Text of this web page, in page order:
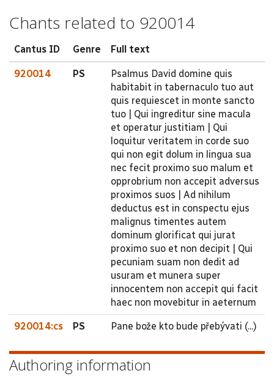
Chants related to 920014
Cantus ID Genre Full text
920014 PS
Psalmus David domine quis
habitabit in tabernaculo tuo aut
quis requiescet in monte sancto
tuo | Qui ingreditur sine macula
et operatur justitiam | Qui
loquitur veritatem in corde suo
qui non egit dolum in lingua sua
nec fecit proximo suo malum et
opprobrium non accepit adversus
proximos suos | Ad nihilum
deductus est in conspectu ejus
malignus timentes autem
dominum glorificat qui jurat
proximo suo et non decipit | Qui
pecuniam suam non dedit ad
usuram et munera super
innocentem non accepit qui facit
haec non movebitur in aeternum
920014:cs PS Pane bože kto bude přebývati (...)
Authoring information